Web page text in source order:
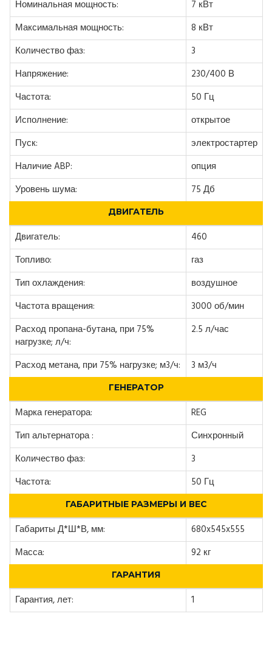
Номинальная мощность:
7 кВт
Максимальная мощность:
8 кВт
Количество фаз:
3
Напряжение:
230/400 В
Частота:
50 Гц
Исполнение:
открытое
Пуск:
электростартер
Наличие ABP:
опция
Уровень шума:
75 Дб
ДВИГАТЕЛЬ
Двигатель:
460
Топливо:
газ
Тип охлаждения:
воздушное
Частота вращения:
3000 об/мин
Расход пропана-бутана, при 75%
нагрузке; л/ч:
2.5 л/час
Расход метана, при 75% нагрузке; м3/ч: 3 м3/ч
ГЕНЕРАТОР
Марка генератора:
REG
Тип альтернатора :
Синхронный
Количество фаз:
3
Частота:
50 Гц
ГАБАРИТНЫЕ РАЗМЕРЫ И ВЕС
Габариты Д*Ш*В, мм:
680x545x555
Масса:
92 кг
ГАРАНТИЯ
Гарантия, лет: 1